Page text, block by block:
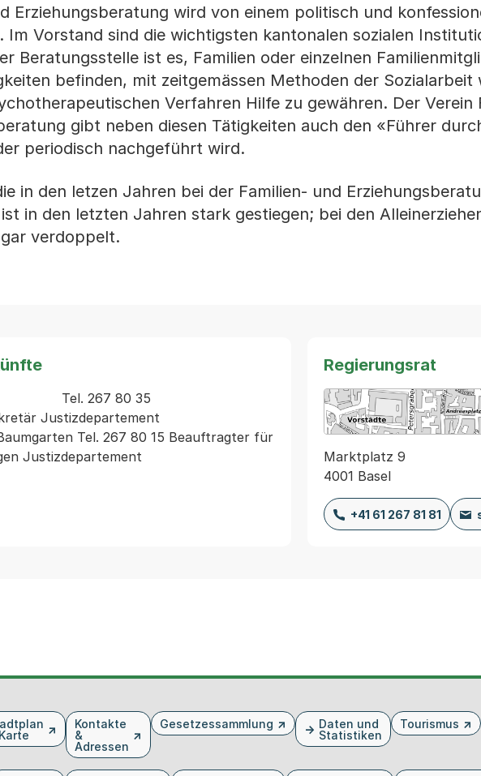
Erziehungsberatung wird von einem politisch und
Im Vorstand sind die wichtigsten kantonalen sozialen
Beratungsstelle ist es, Familien oder einzelnen
befinden, mit zeitgemässen Methoden der Sozialarbeit
Verfahren Hilfe zu gewähren. Der Verein
gibt neben diesen Tätigkeiten auch den «Führer
periodisch nachgeführt wird.
in den letzen Jahren bei der Familien- und
in den letzten Jahren stark gestiegen; bei den
verdoppelt.
Tel. 267 80 35
Justizdepartement
Tel. 267 80 15 Beauftragter für
Regierungsrat
Marktplatz 9
4001 Basel
+41 61 267 81 81
Kontakte
&
Adressen
Gesetzessammlung
Daten und
Statistiken
Tourismus